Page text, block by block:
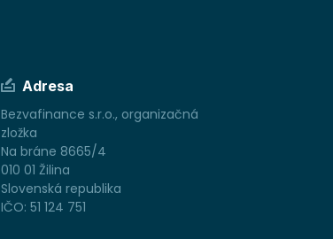
Adresa
Bezvafinance s.r.o., organizačná
zložka
Na bráne 8665/4
010 01 Žilina
Slovenská republika
IČO: 51 124 751